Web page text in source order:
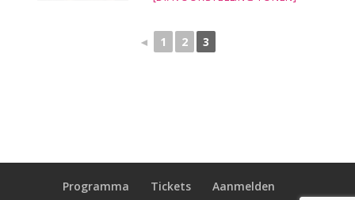
◄ 1 2 3
Programma Tickets Aanmelden